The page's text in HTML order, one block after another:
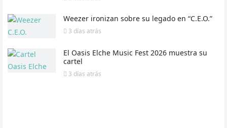
Weezer ironizan sobre su legado en “C.E.O.”
3 días atrás
El Oasis Elche Music Fest 2026 muestra su
cartel
3 días atrás